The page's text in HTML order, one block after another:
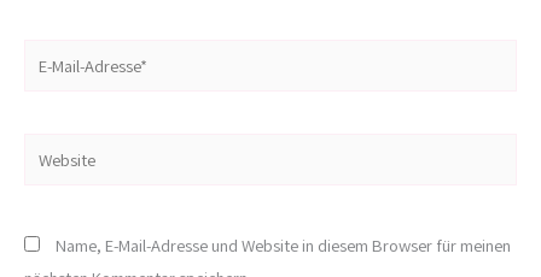
Website
Name, E-Mail-Adresse und Website in diesem Browser für meinen